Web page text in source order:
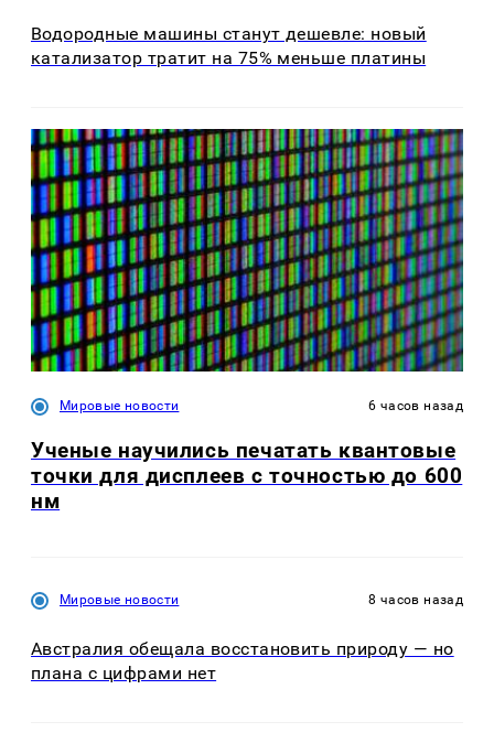
Водородные машины станут дешевле: новый
катализатор тратит на 75% меньше платины
Мировые новости 6 часов назад
Ученые научились печатать квантовые
точки для дисплеев с точностью до 600
нм
Мировые новости 8 часов назад
Австралия обещала восстановить природу — но
плана с цифрами нет